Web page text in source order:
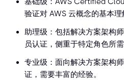
验证对 AWS 云概念的基本理
助理级：包括解决方案架构
员认证，侧重于特定角色所
专业级：面向解决方案架构
证，需要丰富的经验。